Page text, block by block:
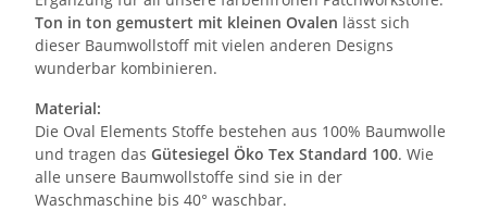
Ton in ton gemustert mit kleinen Ovalen lässt sich
dieser Baumwollstoff mit vielen anderen Designs
wunderbar kombinieren.
Material:
Die Oval Elements Stoffe bestehen aus 100% Baumwolle
und tragen das Gütesiegel Öko Tex Standard 100. Wie
alle unsere Baumwollstoffe sind sie in der
Waschmaschine bis 40° waschbar.